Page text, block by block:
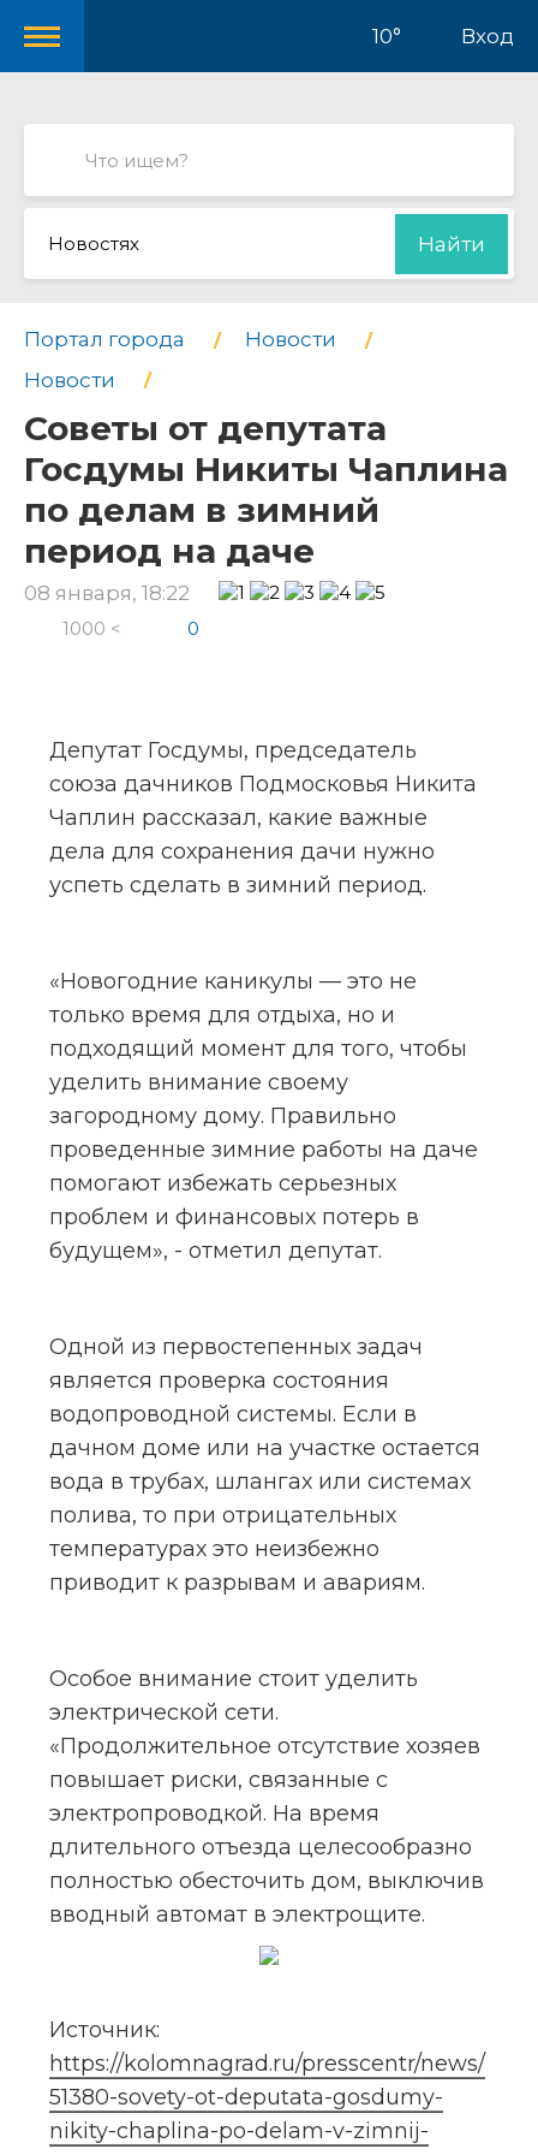
10° Вход
Новостях Найти
Портал города
Новости
Новости
Советы от депутата
Госдумы Никиты Чаплина
по делам в зимний
период на даче
08 января, 18:22
1000 < 0
Депутат Госдумы, председатель
союза дачников Подмосковья Никита
Чаплин рассказал, какие важные
дела для сохранения дачи нужно
успеть сделать в зимний период.
«Новогодние каникулы — это не
только время для отдыха, но и
подходящий момент для того, чтобы
уделить внимание своему
загородному дому. Правильно
проведенные зимние работы на даче
помогают избежать серьезных
проблем и финансовых потерь в
будущем», - отметил депутат.
Одной из первостепенных задач
является проверка состояния
водопроводной системы. Если в
дачном доме или на участке остается
вода в трубах, шлангах или системах
полива, то при отрицательных
температурах это неизбежно
приводит к разрывам и авариям.
Особое внимание стоит уделить
электрической сети.
«Продолжительное отсутствие хозяев
повышает риски, связанные с
электропроводкой. На время
длительного отъезда целесообразно
полностью обесточить дом, выключив
вводный автомат в электрощите.
https://kolomnagrad.ru/presscentr/news/
51380-sovety-ot-deputata-gosdumy-
nikity-chaplina-po-delam-v-zimnij-